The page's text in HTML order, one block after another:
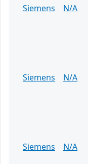
Siemens
N/A
Siemens
N/A
Siemens
N/A